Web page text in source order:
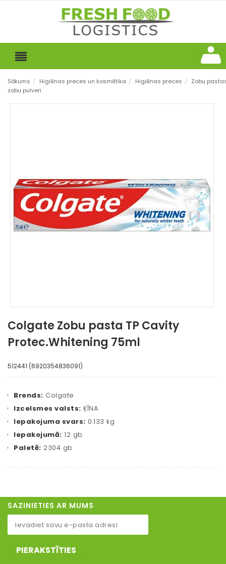
Sākums / Higiēnas preces un kosmētika / Higiēnas preces / Zobu
zobu pulveri
Colgate Zobu pasta TP Cavity
Protec.Whitening 75ml
512441 (6920354836091)
Brends: Colgate
Izcelsmes valsts: ĶĪNA
Iepakojuma svars: 0.133 kg
Iepakojumā: 12 gb
Paletē: 2304 gb
SAZINIETIES AR MUMS
PIERAKSTĪTIES